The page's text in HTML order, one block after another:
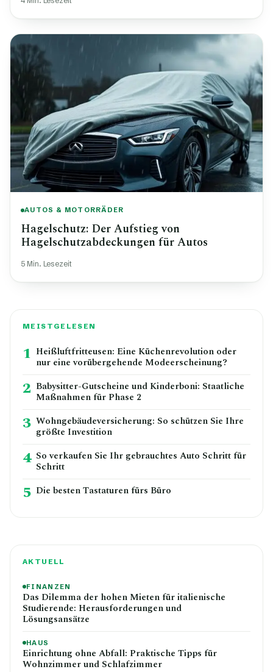
AUTOS & MOTORRÄDER
Hagelschutz: Der Aufstieg von
Hagelschutzabdeckungen für Autos
5 Min. Lesezeit
MEISTGELESEN
1 Heißluftfritteusen: Eine Küchenrevolution oder
nur eine vorübergehende Modeerscheinung?
2 Babysitter-Gutscheine und Kinderboni: Staatliche
Maßnahmen für Phase 2
3 Wohngebäudeversicherung: So schützen Sie Ihre
größte Investition
4 So verkaufen Sie Ihr gebrauchtes Auto Schritt für
Schritt
5 Die besten Tastaturen fürs Büro
AKTUELL
FINANZEN
Das Dilemma der hohen Mieten für italienische
Studierende: Herausforderungen und
Lösungsansätze
HAUS
Einrichtung ohne Abfall: Praktische Tipps für
Wohnzimmer und Schlafzimmer